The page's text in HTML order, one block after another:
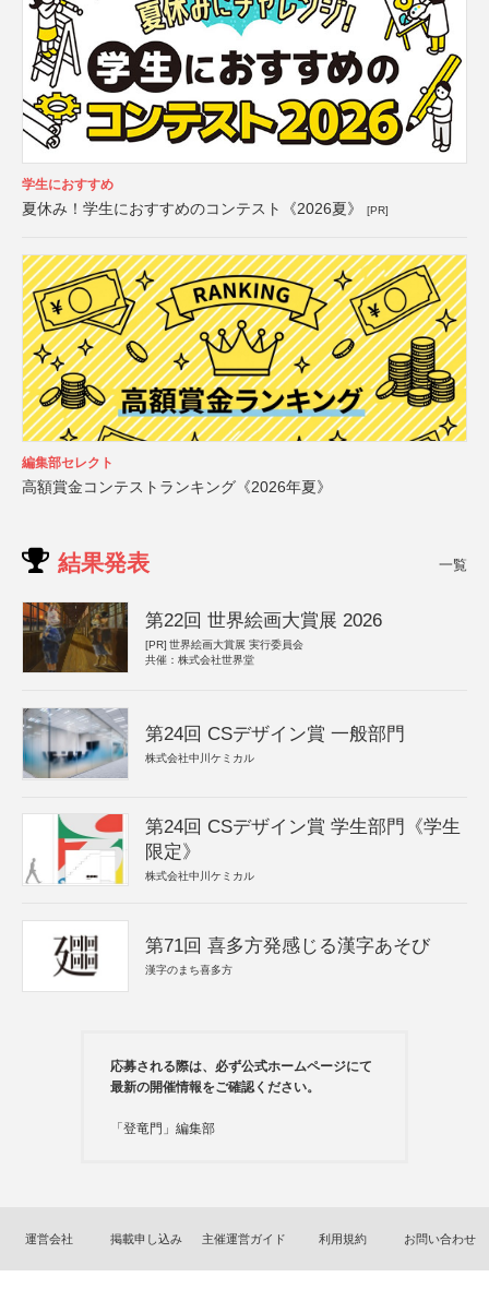
学生におすすめ
夏休み！学生におすすめのコンテスト《2026夏》 [PR]
編集部セレクト
高額賞金コンテストランキング《2026年夏》
結果発表 一覧
第22回 世界絵画大賞展 2026
[PR] 世界絵画大賞展 実行委員会
共催：株式会社世界堂
第24回 CSデザイン賞 一般部門
株式会社中川ケミカル
第24回 CSデザイン賞 学生部門《学生
限定》
株式会社中川ケミカル
第71回 喜多方発感じる漢字あそび
漢字のまち喜多方
応募される際は、必ず公式ホームページにて
最新の開催情報をご確認ください。
「登竜門」編集部
運営会社 掲載申し込み 主催運営ガイド 利用規約 お問い合わせ